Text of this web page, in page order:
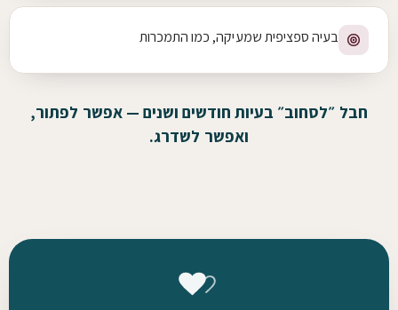
בעיה ספציפית שמעיקה, כמו התמכרות
חבל ״לסחוב״ בעיות חודשים ושנים — אפשר לפתור,
ואפשר לשדרג.